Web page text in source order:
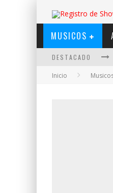
MUSICOS
DESTACADO
Inicio